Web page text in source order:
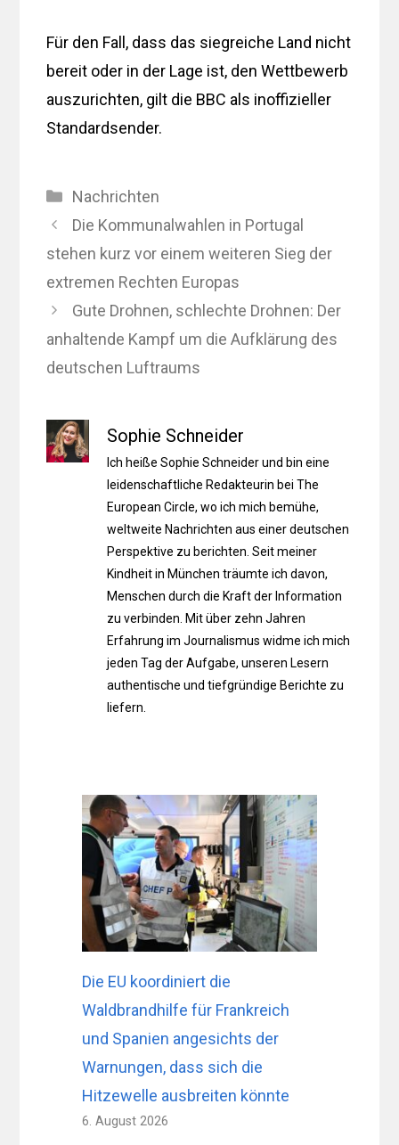
Für den Fall, dass das siegreiche Land nicht
bereit oder in der Lage ist, den Wettbewerb
auszurichten, gilt die BBC als inoffizieller
Standardsender.
Kategorien
Nachrichten
Die Kommunalwahlen in Portugal
stehen kurz vor einem weiteren Sieg der
extremen Rechten Europas
Gute Drohnen, schlechte Drohnen: Der
anhaltende Kampf um die Aufklärung des
deutschen Luftraums
Sophie Schneider
Ich heiße Sophie Schneider und bin eine
leidenschaftliche Redakteurin bei The
European Circle, wo ich mich bemühe,
weltweite Nachrichten aus einer deutschen
Perspektive zu berichten. Seit meiner
Kindheit in München träumte ich davon,
Menschen durch die Kraft der Information
zu verbinden. Mit über zehn Jahren
Erfahrung im Journalismus widme ich mich
jeden Tag der Aufgabe, unseren Lesern
authentische und tiefgründige Berichte zu
liefern.
Die EU koordiniert die
Waldbrandhilfe für Frankreich
und Spanien angesichts der
Warnungen, dass sich die
Hitzewelle ausbreiten könnte
6. August 2026